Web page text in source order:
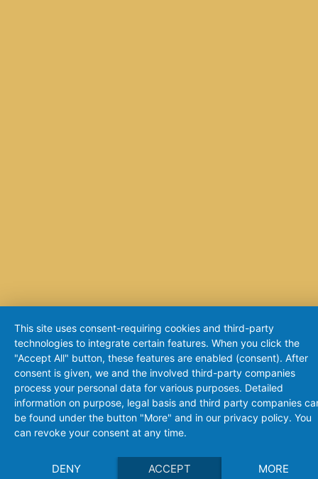
This site uses consent-requiring cookies and third-party
technologies to integrate certain features. When you click the
"Accept All" button, these features are enabled (consent). After
consent is given, we and the involved third-party companies
process your personal data for various purposes. Detailed
information on purpose, legal basis and third party companies
be found under the button "More" and in our privacy policy. You
can revoke your consent at any time.
DENY ACCEPT MORE